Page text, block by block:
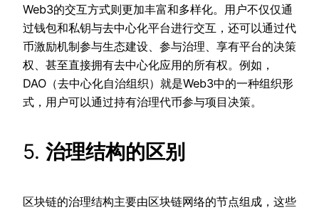
Web3的交互方式则更加丰富和多样化。用户不仅仅通
过钱包和私钥与去中心化平台进行交互，还可以通过代
币激励机制参与生态建设、参与治理、享有平台的决策
权、甚至直接拥有去中心化应用的所有权。例如，
DAO（去中心化自治组织）就是Web3中的一种组织形
式，用户可以通过持有治理代币参与项目决策。
5. 治理结构的区别
区块链的治理结构主要由区块链网络的节点组成，这些